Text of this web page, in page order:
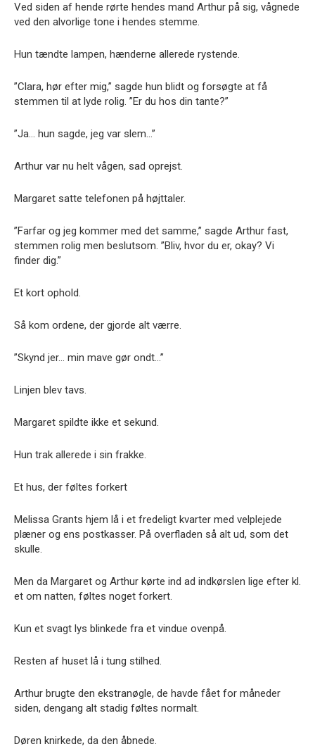
Ved siden af hende rørte hendes mand Arthur på sig, vågnede
ved den alvorlige tone i hendes stemme.
Hun tændte lampen, hænderne allerede rystende.
”Clara, hør efter mig,” sagde hun blidt og forsøgte at få
stemmen til at lyde rolig. ”Er du hos din tante?”
”Ja… hun sagde, jeg var slem…”
Arthur var nu helt vågen, sad oprejst.
Margaret satte telefonen på højttaler.
”Farfar og jeg kommer med det samme,” sagde Arthur fast,
stemmen rolig men beslutsom. ”Bliv, hvor du er, okay? Vi
finder dig.”
Et kort ophold.
Så kom ordene, der gjorde alt værre.
”Skynd jer… min mave gør ondt…”
Linjen blev tavs.
Margaret spildte ikke et sekund.
Hun trak allerede i sin frakke.
Et hus, der føltes forkert
Melissa Grants hjem lå i et fredeligt kvarter med velplejede
plæner og ens postkasser. På overfladen så alt ud, som det
skulle.
Men da Margaret og Arthur kørte ind ad indkørslen lige efter kl.
et om natten, føltes noget forkert.
Kun et svagt lys blinkede fra et vindue ovenpå.
Resten af huset lå i tung stilhed.
Arthur brugte den ekstranøgle, de havde fået for måneder
siden, dengang alt stadig føltes normalt.
Døren knirkede, da den åbnede.